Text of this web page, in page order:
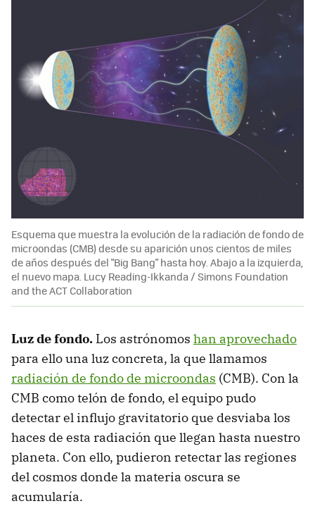
Esquema que muestra la evolución de la radiación de fondo de
microondas (CMB) desde su aparición unos cientos de miles
de años después del "Big Bang" hasta hoy. Abajo a la izquierda,
el nuevo mapa. Lucy Reading-Ikkanda / Simons Foundation
and the ACT Collaboration
Luz de fondo. Los astrónomos han aprovechado
para ello una luz concreta, la que llamamos
radiación de fondo de microondas (CMB). Con la
CMB como telón de fondo, el equipo pudo
detectar el influjo gravitatorio que desviaba los
haces de esta radiación que llegan hasta nuestro
planeta. Con ello, pudieron retectar las regiones
del cosmos donde la materia oscura se
acumularía.